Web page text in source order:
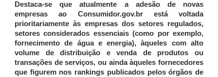
Destaca-se que atualmente a adesão de novas
empresas ao Consumidor.gov.br está voltada
prioritariamente às empresas dos setores regulados,
setores considerados essenciais (como por exemplo,
fornecimento de água e energia), àqueles com alto
volume de distribuição e venda de produtos ou
transações de serviços, ou ainda àqueles fornecedores
que figurem nos rankings publicados pelos órgãos de